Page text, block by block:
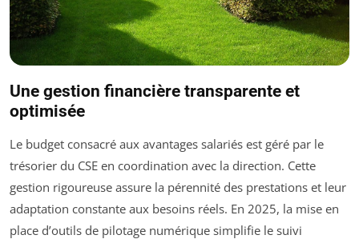
Une gestion financière transparente et
optimisée
Le budget consacré aux avantages salariés est géré par le
trésorier du CSE en coordination avec la direction. Cette
gestion rigoureuse assure la pérennité des prestations et leur
adaptation constante aux besoins réels. En 2025, la mise en
place d’outils de pilotage numérique simplifie le suivi